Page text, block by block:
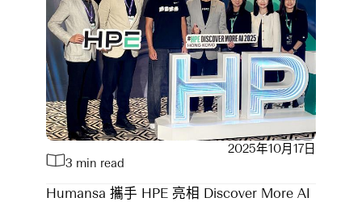
3 min read
2025年10月17日
Humansa 攜手 HPE 亮相 Discover More AI